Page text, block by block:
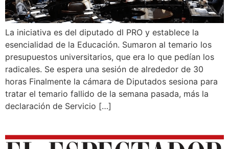
La iniciativa es del diputado dl PRO y establece la
esencialidad de la Educación. Sumaron al temario los
presupuestos universitarios, que era lo que pedían los
radicales. Se espera una sesión de alrededor de 30
horas Finalmente la cámara de Diputados sesiona para
tratar el temario fallido de la semana pasada, más la
declaración de Servicio […]